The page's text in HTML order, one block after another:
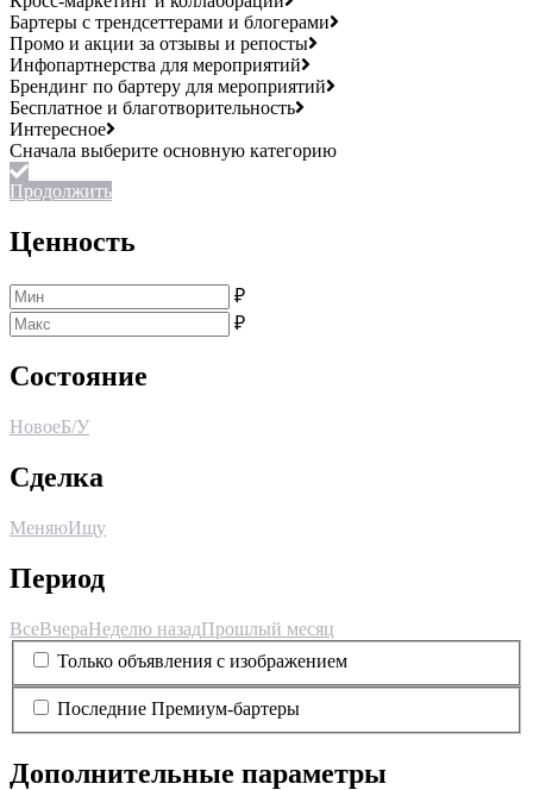
Бартеры с трендсеттерами и блогерами
Промо и акции за отзывы и репосты
Инфопартнерства для мероприятий
Брендинг по бартеру для мероприятий
Бесплатное и благотворительность
Интересное
Продолжить
Ценность
₽
₽
Состояние
НовоеБ/У
Сделка
МеняюИщу
Период
ВсеВчераНеделю назадПрошлый месяц
Только объявления с изображением
Последние Премиум-бартеры
Дополнительные параметры